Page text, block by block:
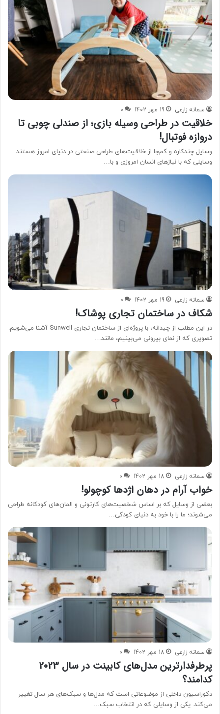
سمانه زارعی 19 مهر 1402 0
خلاقیت در طراحی وسیله بازی؛ از صندلی چوبی تا
دروازه فوتبال!
وسایل چندکاره و کم‌جا از خلاقیت‌های طراحی صنعتی در دنیای امروز هستند.
وسایلی که با نیازهای انسان امروزی و با…
سمانه زارعی 19 مهر 1402 0
شکاف در ساختمان تجاری پوشاک!
در این مطلب از چیدانه، با پروژه‌ای از ساختمان تجاری Sunwell آشنا می‌شویم.
تصویری که از نمای بیرونی می‌بینیم، مانند…
سمانه زارعی 18 مهر 1402 0
خواب آرام در دهان اژدها کوچولو!
بعضی از وسایل که بر اساس شخصیت‌های کارتونی و المان‌های کودکانه طراحی
می‌شوند؛ ما را با خود به دنیای کودکی…
سمانه زارعی 18 مهر 1402 0
پرطرفدارترین مدل‌های کابینت در سال 2023
کدامند؟
دکوراسیون داخلی از موضوعاتی است که مدل‌ها و سبک‌های هر سال تغییر
می‌کند. یکی از وسایلی که در انتخاب سبک…